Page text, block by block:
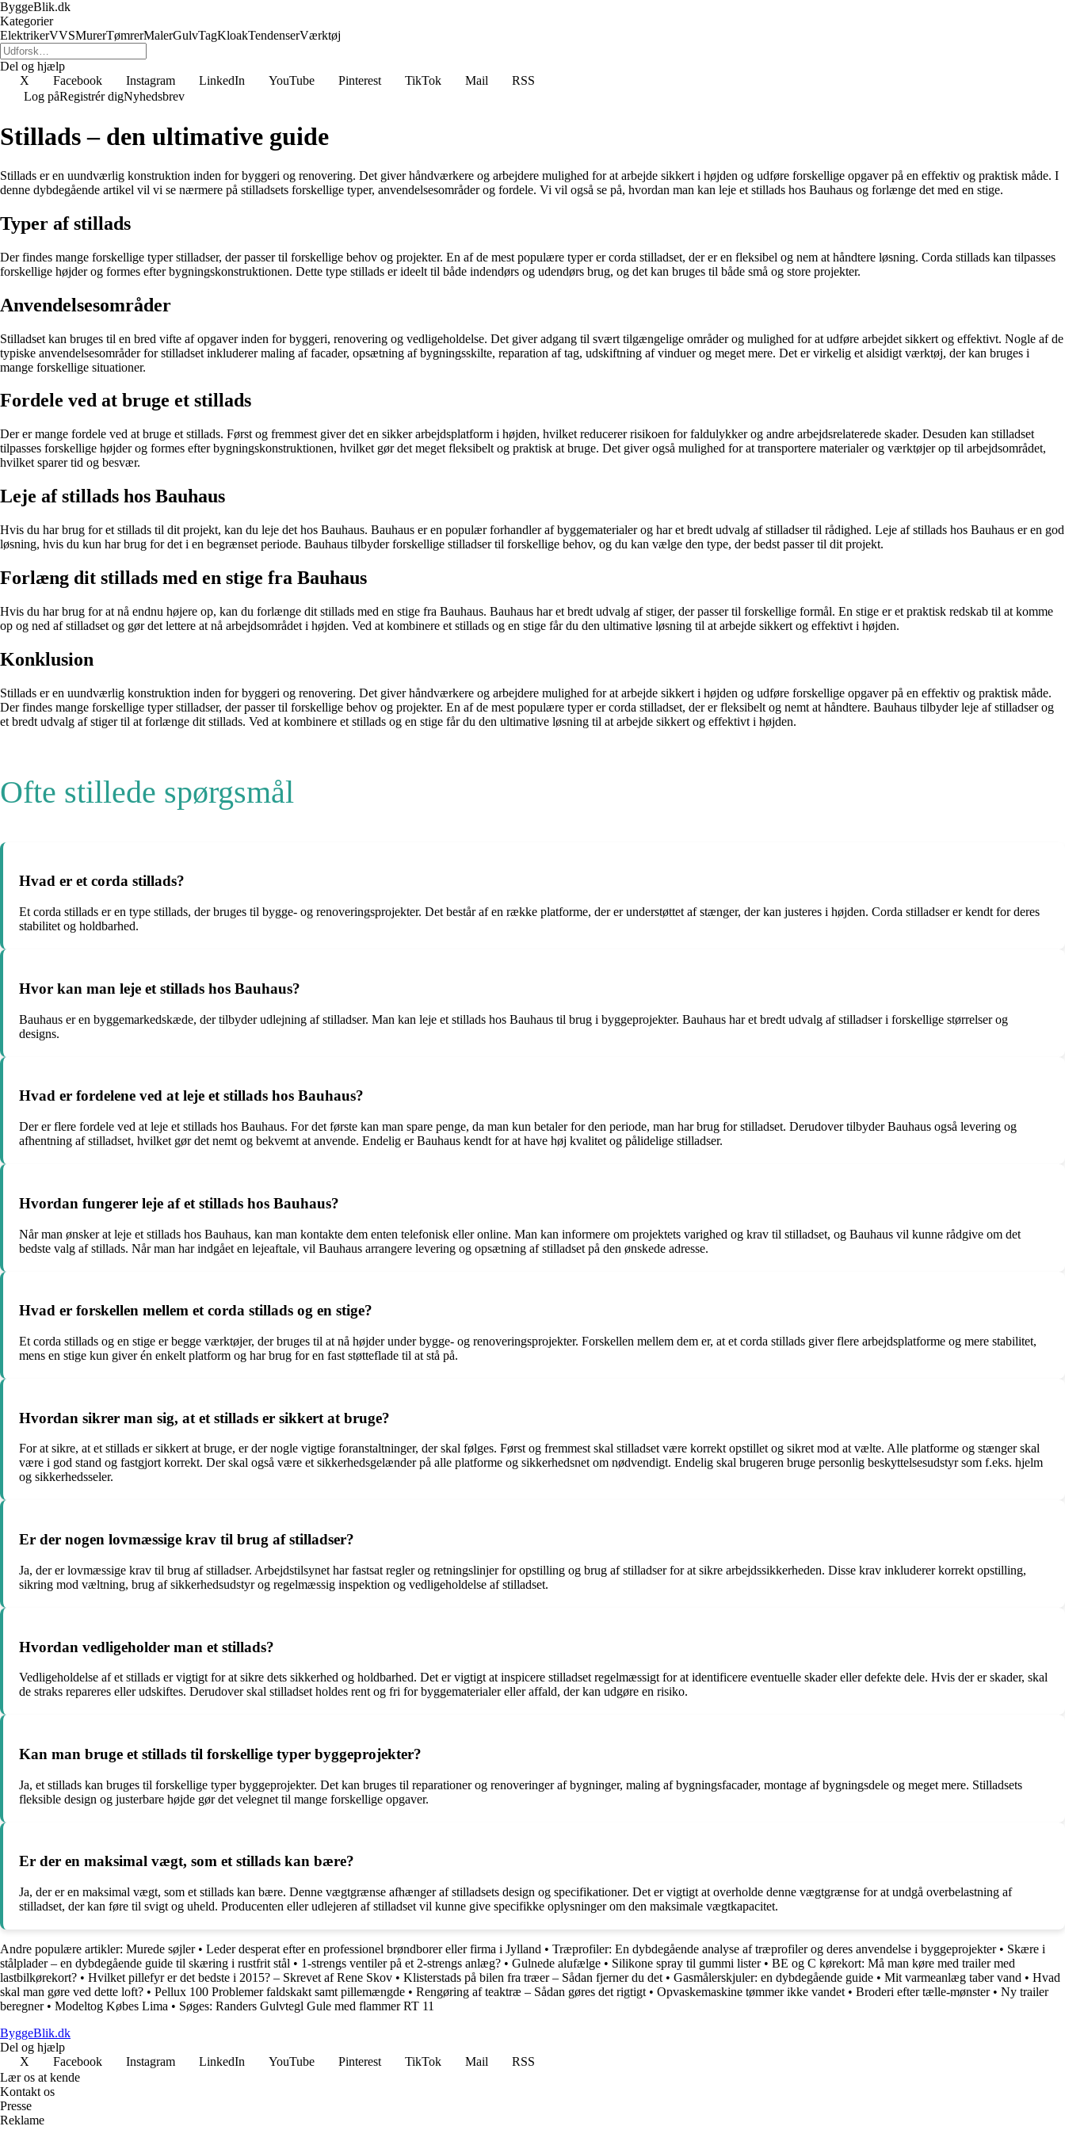
ByggeBlik.dk
Kategorier
ElektrikerVVSMurerTømrerMalerGulvTagKloakTendenserVærktøj
Del og hjælp
X
Facebook Instagram LinkedIn YouTube Pinterest TikTok Mail
RSS
Log påRegistrér digNyhedsbrev
Stillads – den ultimative guide
Stillads er en uundværlig konstruktion inden for byggeri og renovering. Det giver håndværkere og arbejdere mulighed for at arbejde sikkert i højden og udføre forskellige opgaver på en effektiv og praktisk måde. I
denne dybdegående artikel vil vi se nærmere på stilladsets forskellige typer, anvendelsesområder og fordele. Vi vil også se på, hvordan man kan leje et stillads hos Bauhaus og forlænge det med en stige.
Typer af stillads
Der findes mange forskellige typer stilladser, der passer til forskellige behov og projekter. En af de mest populære typer er corda stilladset, der er en fleksibel og nem at håndtere løsning. Corda stillads kan tilpasses
forskellige højder og formes efter bygningskonstruktionen. Dette type stillads er ideelt til både indendørs og udendørs brug, og det kan bruges til både små og store projekter.
Anvendelsesområder
Stilladset kan bruges til en bred vifte af opgaver inden for byggeri, renovering og vedligeholdelse. Det giver adgang til svært tilgængelige områder og mulighed for at udføre arbejdet sikkert og effektivt. Nogle af de
typiske anvendelsesområder for stilladset inkluderer maling af facader, opsætning af bygningsskilte, reparation af tag, udskiftning af vinduer og meget mere. Det er virkelig et alsidigt værktøj, der kan bruges i
mange forskellige situationer.
Fordele ved at bruge et stillads
Der er mange fordele ved at bruge et stillads. Først og fremmest giver det en sikker arbejdsplatform i højden, hvilket reducerer risikoen for faldulykker og andre arbejdsrelaterede skader. Desuden kan stilladset
tilpasses forskellige højder og formes efter bygningskonstruktionen, hvilket gør det meget fleksibelt og praktisk at bruge. Det giver også mulighed for at transportere materialer og værktøjer op til arbejdsområdet,
hvilket sparer tid og besvær.
Leje af stillads hos Bauhaus
Hvis du har brug for et stillads til dit projekt, kan du leje det hos Bauhaus. Bauhaus er en populær forhandler af byggematerialer og har et bredt udvalg af stilladser til rådighed. Leje af stillads hos Bauhaus er en god
løsning, hvis du kun har brug for det i en begrænset periode. Bauhaus tilbyder forskellige stilladser til forskellige behov, og du kan vælge den type, der bedst passer til dit projekt.
Forlæng dit stillads med en stige fra Bauhaus
Hvis du har brug for at nå endnu højere op, kan du forlænge dit stillads med en stige fra Bauhaus. Bauhaus har et bredt udvalg af stiger, der passer til forskellige formål. En stige er et praktisk redskab til at komme
op og ned af stilladset og gør det lettere at nå arbejdsområdet i højden. Ved at kombinere et stillads og en stige får du den ultimative løsning til at arbejde sikkert og effektivt i højden.
Konklusion
Stillads er en uundværlig konstruktion inden for byggeri og renovering. Det giver håndværkere og arbejdere mulighed for at arbejde sikkert i højden og udføre forskellige opgaver på en effektiv og praktisk måde.
Der findes mange forskellige typer stilladser, der passer til forskellige behov og projekter. En af de mest populære typer er corda stilladset, der er fleksibelt og nemt at håndtere. Bauhaus tilbyder leje af stilladser og
et bredt udvalg af stiger til at forlænge dit stillads. Ved at kombinere et stillads og en stige får du den ultimative løsning til at arbejde sikkert og effektivt i højden.
Ofte stillede spørgsmål
Hvad er et corda stillads?
Et corda stillads er en type stillads, der bruges til bygge- og renoveringsprojekter. Det består af en række platforme, der er understøttet af stænger, der kan justeres i højden. Corda stilladser er kendt for deres
stabilitet og holdbarhed.
Hvor kan man leje et stillads hos Bauhaus?
Bauhaus er en byggemarkedskæde, der tilbyder udlejning af stilladser. Man kan leje et stillads hos Bauhaus til brug i byggeprojekter. Bauhaus har et bredt udvalg af stilladser i forskellige størrelser og
designs.
Hvad er fordelene ved at leje et stillads hos Bauhaus?
Der er flere fordele ved at leje et stillads hos Bauhaus. For det første kan man spare penge, da man kun betaler for den periode, man har brug for stilladset. Derudover tilbyder Bauhaus også levering og
afhentning af stilladset, hvilket gør det nemt og bekvemt at anvende. Endelig er Bauhaus kendt for at have høj kvalitet og pålidelige stilladser.
Hvordan fungerer leje af et stillads hos Bauhaus?
Når man ønsker at leje et stillads hos Bauhaus, kan man kontakte dem enten telefonisk eller online. Man kan informere om projektets varighed og krav til stilladset, og Bauhaus vil kunne rådgive om det
bedste valg af stillads. Når man har indgået en lejeaftale, vil Bauhaus arrangere levering og opsætning af stilladset på den ønskede adresse.
Hvad er forskellen mellem et corda stillads og en stige?
Et corda stillads og en stige er begge værktøjer, der bruges til at nå højder under bygge- og renoveringsprojekter. Forskellen mellem dem er, at et corda stillads giver flere arbejdsplatforme og mere stabilitet,
mens en stige kun giver én enkelt platform og har brug for en fast støtteflade til at stå på.
Hvordan sikrer man sig, at et stillads er sikkert at bruge?
For at sikre, at et stillads er sikkert at bruge, er der nogle vigtige foranstaltninger, der skal følges. Først og fremmest skal stilladset være korrekt opstillet og sikret mod at vælte. Alle platforme og stænger skal
være i god stand og fastgjort korrekt. Der skal også være et sikkerhedsgelænder på alle platforme og sikkerhedsnet om nødvendigt. Endelig skal brugeren bruge personlig beskyttelsesudstyr som f.eks. hjelm
og sikkerhedsseler.
Er der nogen lovmæssige krav til brug af stilladser?
Ja, der er lovmæssige krav til brug af stilladser. Arbejdstilsynet har fastsat regler og retningslinjer for opstilling og brug af stilladser for at sikre arbejdssikkerheden. Disse krav inkluderer korrekt opstilling,
sikring mod væltning, brug af sikkerhedsudstyr og regelmæssig inspektion og vedligeholdelse af stilladset.
Hvordan vedligeholder man et stillads?
Vedligeholdelse af et stillads er vigtigt for at sikre dets sikkerhed og holdbarhed. Det er vigtigt at inspicere stilladset regelmæssigt for at identificere eventuelle skader eller defekte dele. Hvis der er skader, skal
de straks repareres eller udskiftes. Derudover skal stilladset holdes rent og fri for byggematerialer eller affald, der kan udgøre en risiko.
Kan man bruge et stillads til forskellige typer byggeprojekter?
Ja, et stillads kan bruges til forskellige typer byggeprojekter. Det kan bruges til reparationer og renoveringer af bygninger, maling af bygningsfacader, montage af bygningsdele og meget mere. Stilladsets
fleksible design og justerbare højde gør det velegnet til mange forskellige opgaver.
Er der en maksimal vægt, som et stillads kan bære?
Ja, der er en maksimal vægt, som et stillads kan bære. Denne vægtgrænse afhænger af stilladsets design og specifikationer. Det er vigtigt at overholde denne vægtgrænse for at undgå overbelastning af
stilladset, der kan føre til svigt og uheld. Producenten eller udlejeren af stilladset vil kunne give specifikke oplysninger om den maksimale vægtkapacitet.
Andre populære artikler: Murede søjler• Leder desperat efter en professionel brøndborer eller firma i Jylland • Træprofiler: En dybdegående analyse af træprofiler og deres anvendelse i byggeprojekter• Skære i
stålplader – en dybdegående guide til skæring i rustfrit stål • 1-strengs ventiler på et 2-strengs anlæg? • Gulnede alufælge • Silikone spray til gummi lister• BE og C kørekort: Må man køre med trailer med
lastbilkørekort? • Hvilket pillefyr er det bedste i 2015? – Skrevet af Rene Skov • Klisterstads på bilen fra træer – Sådan fjerner du det • Gasmålerskjuler: en dybdegående guide • Mit varmeanlæg taber vand • Hvad
skal man gøre ved dette loft? • Pellux 100 Problemer faldskakt samt pillemængde • Rengøring af teaktræ – Sådan gøres det rigtigt • Opvaskemaskine tømmer ikke vandet • Broderi efter tælle-mønster• Ny trailer
beregner• Modeltog Købes Lima • Søges: Randers Gulvtegl Gule med flammer RT 11
ByggeBlik.dk
Del og hjælp
X
Facebook Instagram LinkedIn YouTube Pinterest TikTok Mail
RSS
Lær os at kende
Kontakt os
Presse
Reklame